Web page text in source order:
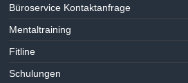
Büroservice Kontaktanfrage
Mentaltraining
Fitline
Schulungen